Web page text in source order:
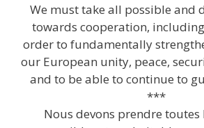
We must take all possible and
towards cooperation,
order to fundamentally
our European unity, peace,
and to be able to continue to
***
Nous devons prendre toutes